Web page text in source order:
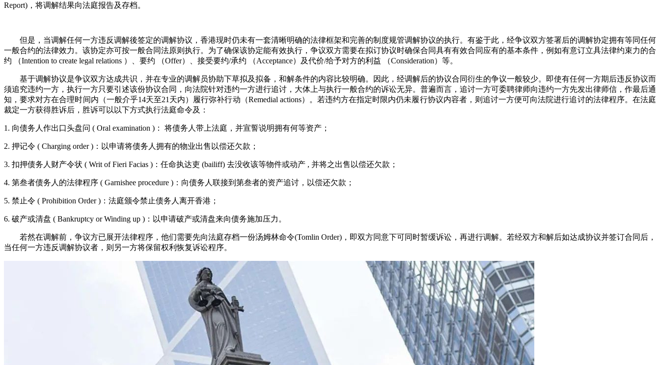
Report)，将调解结果向法庭报告及存档。
但是，当调解任何一方违反调解後签定的调解协议，香港现时仍未有一套清晰明确的法律框架和完善的制度规管调解协议的执行。有鉴于此，经争议双方签署后的调解协定拥有等同任何
一般合约的法律效力。该协定亦可按一般合同法原则执行。为了确保该协定能有效执行，争议双方需要在拟订协议时确保合同具有有效合同应有的基本条件，例如有意订立具法律约束力的合
约 （Intention to create legal relations ）、要约 （Offer）、接受要约/承约 （Acceptance）及代价/给予对方的利益 （Consideration）等。
基于调解协议是争议双方达成共识，并在专业的调解员协助下草拟及拟备，和解条件的内容比较明确。因此，经调解后的协议合同衍生的争议一般较少。即使有任何一方期后违反协议而
须追究违约一方，执行一方只要引述该份协议合同，向法院针对违约一方进行追讨，大体上与执行一般合约的诉讼无异。普遍而言，追讨一方可委聘律师向违约一方先发出律师信，作最后通
知，要求对方在合理时间内（一般介乎14天至21天内）履行弥补行动（Remedial actions）。若违约方在指定时限内仍未履行协议内容者，则追讨一方便可向法院进行追讨的法律程序。在法庭
裁定一方获得胜诉后，胜诉可以以下方式执行法庭命令及：
1. 向债务人作出口头盘问 ( Oral examination )： 将债务人带上法庭，并宣誓说明拥有何等资产；
2. 押记令 ( Charging order )：以申请将债务人拥有的物业出售以偿还欠款；
3. 扣押债务人财产令状 ( Writ of Fieri Facias )：任命执达吏 (bailiff) 去没收该等物件或动产 , 并将之出售以偿还欠款；
4. 第叁者债务人的法律程序 ( Garnishee procedure )：向债务人联接到第叁者的资产追讨，以偿还欠款；
5. 禁止令 ( Prohibition Order )：法庭颁令禁止债务人离开香港；
6. 破产或清盘 ( Bankruptcy or Winding up )：以申请破产或清盘来向债务施加压力。
若然在调解前，争议方已展开法律程序，他们需要先向法庭存档一份汤姆林命令(Tomlin Order)，即双方同意下可同时暂缓诉讼，再进行调解。若经双方和解后如达成协议并签订合同后，
当任何一方违反调解协议者，则另一方将保留权利恢复诉讼程序。